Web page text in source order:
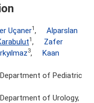
Uçaner1 ,
Alparslan
1 ,
Zafer
3,
Kaan
of Pediatric
of Urology,